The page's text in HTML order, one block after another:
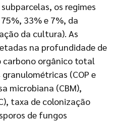
os regimes
33% e 7%, da
da cultura). As
na profundidade de
carbono orgânico total
(COP e
microbiana (CBM),
taxa de colonização
de fungos